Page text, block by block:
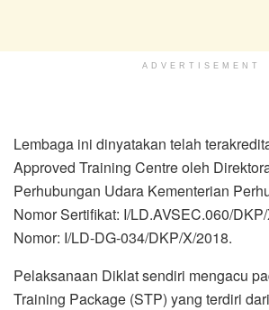
ADVERTISEMENT
Lembaga ini dinyatakan telah
Approved Training Centre oleh
Perhubungan Udara Kementerian
Nomor Sertifikat: I/LD.AVSEC.060/
Nomor: I/LD-DG-034/DKP/X/2018.
Pelaksanaan Diklat sendiri mengacu
Training Package (STP) yang terdiri